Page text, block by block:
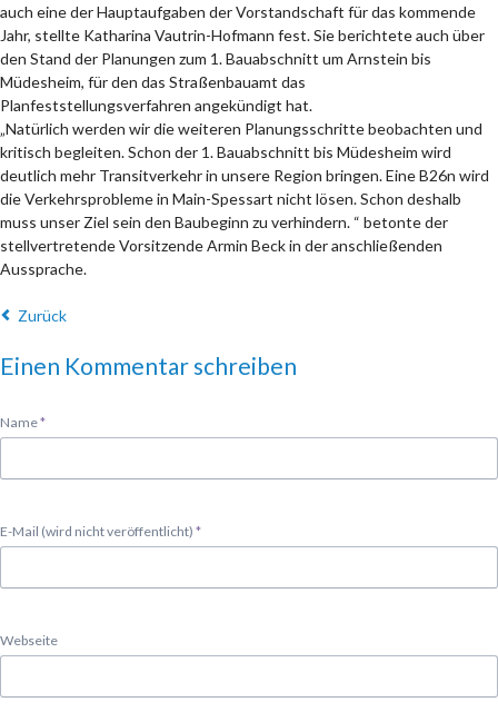
auch eine der Hauptaufgaben der Vorstandschaft für das kommende
Jahr, stellte Katharina Vautrin-Hofmann fest. Sie berichtete auch über
den Stand der Planungen zum 1. Bauabschnitt um Arnstein bis
Müdesheim, für den das Straßenbauamt das
Planfeststellungsverfahren angekündigt hat.
„Natürlich werden wir die weiteren Planungsschritte beobachten und
kritisch begleiten. Schon der 1. Bauabschnitt bis Müdesheim wird
deutlich mehr Transitverkehr in unsere Region bringen. Eine B26n wird
die Verkehrsprobleme in Main-Spessart nicht lösen. Schon deshalb
muss unser Ziel sein den Baubeginn zu verhindern. “ betonte der
stellvertretende Vorsitzende Armin Beck in der anschließenden
Aussprache.
Zurück
Einen Kommentar schreiben
Pflichtfeld
Name*
Pflichtfeld
E-Mail (wird nicht veröffentlicht) *
Webseite